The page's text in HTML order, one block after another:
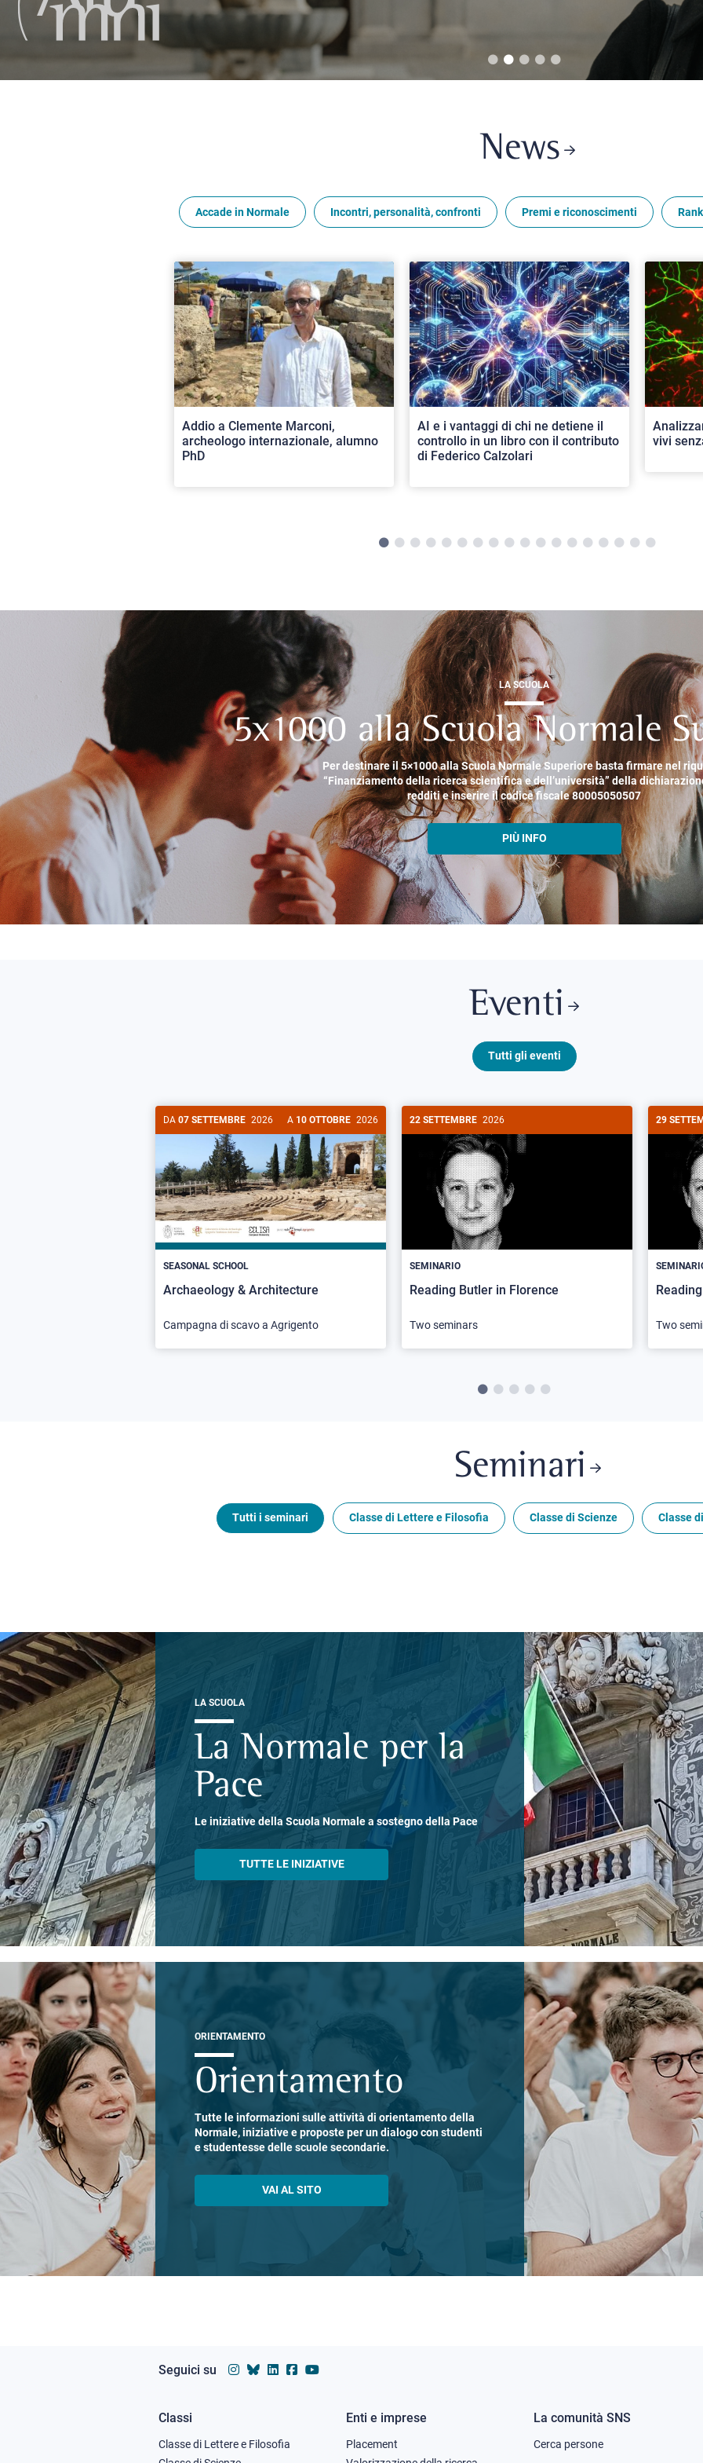
News
Accade in Normale Incontri, personalità, confronti Premi e riconoscimenti
Addio a Clemente Marconi,
archeologo internazionale, alumno
PhD
AI e i vantaggi di chi ne detiene il
controllo in un libro con il contributo
di Federico Calzolari
vivi
LA SCUOLA
5x1000 alla Scuola Normale
Per destinare il 5×1000 alla Scuola Normale Superiore basta firmare nel
“Finanziamento della ricerca scientifica e dell’università” della
redditi e inserire il codice fiscale 80005050507
PIÙ INFO
Eventi
Tutti gli eventi
DA 07 SETTEMBRE 2026 A 10 OTTOBRE 2026
SEASONAL SCHOOL
Archaeology & Architecture
Campagna di scavo a Agrigento
22 SETTEMBRE 2026
SEMINARIO
Reading Butler in Florence
Two seminars
29
Two
Seminari
Tutti i seminari Classe di Lettere e Filosofia Classe di Scienze Classe
LA SCUOLA
La Normale per la
Pace
Le iniziative della Scuola Normale a sostegno della Pace
TUTTE LE INIZIATIVE
ORIENTAMENTO
Orientamento
Tutte le informazioni sulle attività di orientamento della
Normale, iniziative e proposte per un dialogo con studenti
e studentesse delle scuole secondarie.
VAI AL SITO
Seguici su
Footer
Classi
Classe di Lettere e Filosofia
Footer
Enti e imprese
Placement
Footer
La comunità SNS
Cerca persone